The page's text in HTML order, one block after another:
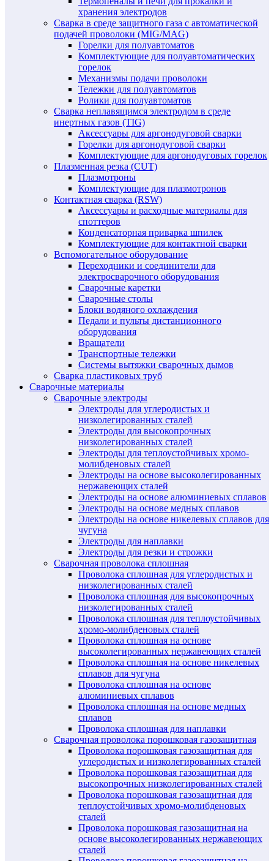
хранения электродов
Сварка в среде защитного газа с автоматической
подачей проволоки (MIG/MAG)
Горелки для полуавтоматов
Комплектующие для полуавтоматических
горелок
Механизмы подачи проволоки
Тележки для полуавтоматов
Ролики для полуавтоматов
Сварка неплавящимся электродом в среде
инертных газов (TIG)
Аксессуары для аргонодуговой сварки
Горелки для аргонодуговой сварки
Комплектующие для аргонодуговых горелок
Плазменная резка (CUT)
Плазмотроны
Комплектующие для плазмотронов
Контактная сварка (RSW)
Аксессуары и расходные материалы для
споттеров
Конденсаторная приварка шпилек
Комплектующие для контактной сварки
Вспомогательное оборудование
Переходники и соединители для
электросварочного оборудования
Сварочные каретки
Сварочные столы
Блоки водяного охлаждения
Педали и пульты дистанционного
оборудования
Вращатели
Транспортные тележки
Системы вытяжки сварочных дымов
Сварка пластиковых труб
Сварочные материалы
Сварочные электроды
Электроды для углеродистых и
низколегированных сталей
Электроды для высокопрочных
низколегированных сталей
Электроды для теплоустойчивых хромо-
молибденовых сталей
Электроды на основе высоколегированных
нержавеющих сталей
Электроды на основе алюминиевых сплавов
Электроды на основе медных сплавов
Электроды на основе никелевых сплавов для
чугуна
Электроды для наплавки
Электроды для резки и строжки
Сварочная проволока сплошная
Проволока сплошная для углеродистых и
низколегированных сталей
Проволока сплошная для высокопрочных
низколегированных сталей
Проволока сплошная для теплоустойчивых
хромо-молибденовых сталей
Проволока сплошная на основе
высоколегированных нержавеющих сталей
Проволока сплошная на основе никелевых
сплавов для чугуна
Проволока сплошная на основе
алюминиевых сплавов
Проволока сплошная на основе медных
сплавов
Проволока сплошная для наплавки
Сварочная проволока порошковая газозащитная
Проволока порошковая газозащитная для
углеродистых и низколегированных сталей
Проволока порошковая газозащитная для
высокопрочных низколегированных сталей
Проволока порошковая газозащитная для
теплоустойчивых хромо-молибденовых
сталей
Проволока порошковая газозащитная на
основе высоколегированных нержавеющих
сталей